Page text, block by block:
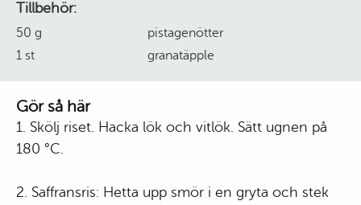
Tillbehör:
50 g
pistagenötter
1 st
granatäpple
Gör så här
1. Skölj riset. Hacka lök och vitlök. Sätt ugnen på
180 °C.
2. Saffransris: Hetta upp smör i en gryta och stek